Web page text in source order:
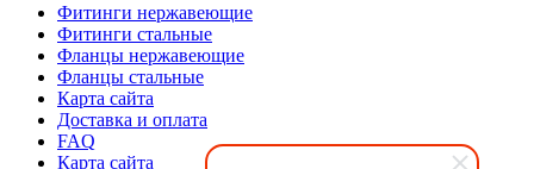
Фитинги нержавеющие
Фитинги стальные
Фланцы нержавеющие
Фланцы стальные
Карта сайта
Доставка и оплата
FAQ
Карта сайта